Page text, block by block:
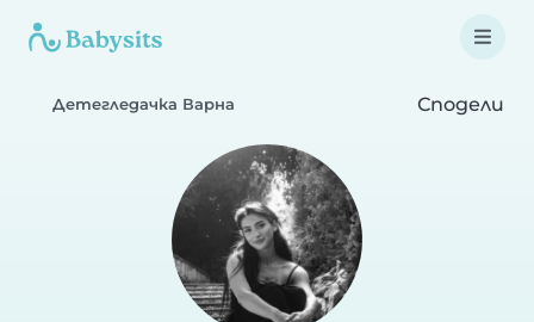
Детегледачка Варна Сподели